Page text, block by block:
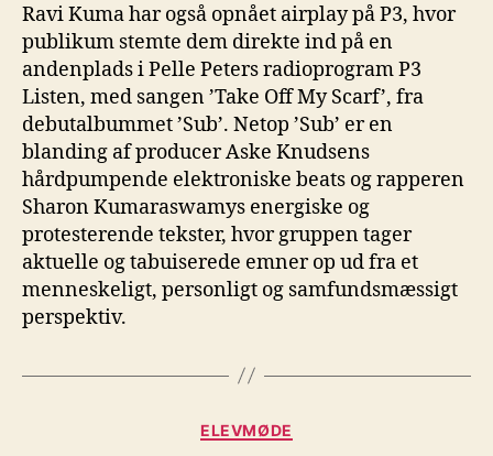
Ravi Kuma har også opnået airplay på P3, hvor
publikum stemte dem direkte ind på en
andenplads i Pelle Peters radioprogram P3
Listen, med sangen ’Take Off My Scarf’, fra
debutalbummet ’Sub’. Netop ’Sub’ er en
blanding af producer Aske Knudsens
hårdpumpende elektroniske beats og rapperen
Sharon Kumaraswamys energiske og
protesterende tekster, hvor gruppen tager
aktuelle og tabuiserede emner op ud fra et
menneskeligt, personligt og samfundsmæssigt
perspektiv.
Kategorier
ELEVMØDE